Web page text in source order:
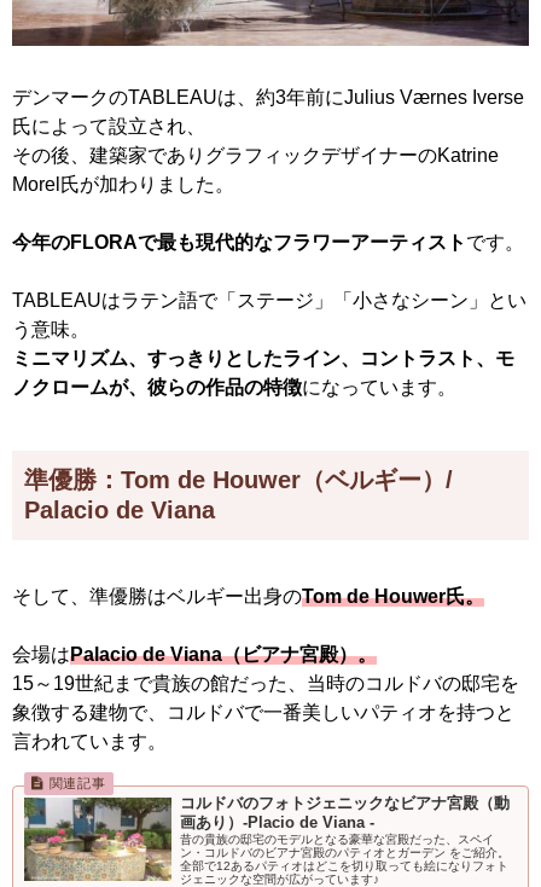
デンマークのTABLEAUは、約3年前にJulius Værnes Iverse
氏によって設立され、
その後、建築家でありグラフィックデザイナーのKatrine
Morel氏が加わりました。
今年のFLORAで最も現代的なフラワーアーティスト です。
TABLEAUはラテン語で「ステージ」「小さなシーン」とい
う意味。
ミニマリズム、すっきりとしたライン、コントラスト、モ
ノクロームが、彼らの作品の特徴になっています。
準優勝：Tom de Houwer（ベルギー）/
Palacio de Viana
そして、準優勝はベルギー出身のTom de Houwer氏。
会場はPalacio de Viana（ビアナ宮殿）。
15～19世紀まで貴族の館だった、当時のコルドバの邸宅を
象徴する建物で、コルドバで一番美しいパティオを持つと
言われています。
コルドバのフォトジェニックなビアナ宮殿（動
画あり）‐Placio de Viana ‐
昔の貴族の邸宅のモデルとなる豪華な宮殿だった、スペイ
ン・コルドバのビアナ宮殿のパティオとガーデン をご紹介。
全部で12あるパティオはどこを切り取っても絵になりフォト
ジェニックな空間が広がっています♪